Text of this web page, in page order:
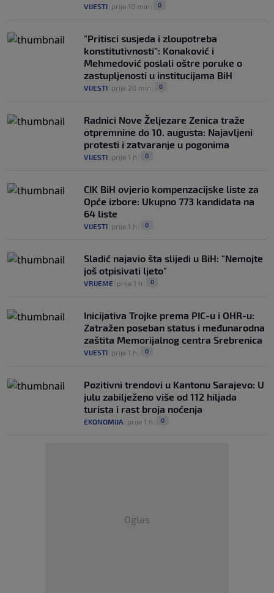
VIJESTI prije 10 min 0
"Pritisci susjeda i zloupotreba
konstitutivnosti": Konaković i
Mehmedović poslali oštre poruke o
zastupljenosti u institucijama BiH
VIJESTI prije 20 min 0
Radnici Nove Željezare Zenica traže
otpremnine do 10. augusta: Najavljeni
protesti i zatvaranje u pogonima
VIJESTI prije 1 h 0
CIK BiH ovjerio kompenzacijske liste za
Opće izbore: Ukupno 773 kandidata na
64 liste
VIJESTI prije 1 h 0
Sladić najavio šta slijedi u BiH: "Nemojte
još otpisivati ljeto"
VRIJEME prije 1 h 0
Inicijativa Trojke prema PIC-u i OHR-u:
Zatražen poseban status i međunarodna
zaštita Memorijalnog centra Srebrenica
VIJESTI prije 1 h 0
Pozitivni trendovi u Kantonu Sarajevo: U
julu zabilježeno više od 112 hiljada
turista i rast broja noćenja
EKONOMIJA prije 1 h 0
Oglas